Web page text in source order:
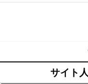
サイト